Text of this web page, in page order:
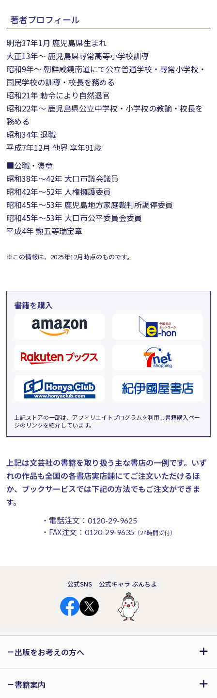
著者プロフィール
明治37年1月 鹿児島県生まれ
大正13年～ 鹿児島県尋常高等小学校訓導
昭和9年～ 朝鮮咸鏡南道にて公立普通学校・尋常小学校・
国民学校の訓導・校長を務める
昭和21年 勅令により自然退官
昭和22年～ 鹿児島県公立中学校・小学校の教諭・校長を
務める
昭和34年 退職
平成7年12月 他界 享年91歳
■公職・褒章
昭和38年～42年 大口市議会議員
昭和42年～52年 人権擁護委員
昭和45年～53年 鹿児島地方家庭裁判所調停委員
昭和45年～53年 大口市公平委員会委員
平成4年 勲五等瑞宝章
※この情報は、2025年12月時点のものです。
書籍を購入
上記ストアの一部は、アフィリエイトプログラムを利用し書籍購入ペー
ジのリンクを紹介しています。
上記は文芸社の書籍を取り扱う主な書店の一例です。 いず
れの作品も全国の各書店実店舗にてご注文いただけるほ
か、ブックサービスでは下記の方法でもご注文ができま
す。
・電話注文： 0120-29-9625
・FAX注文： 0120-29-9635 （24時間受付）
公式SNS 公式キャラ ぶんちよ
出版をお考えの方へ
書籍案内